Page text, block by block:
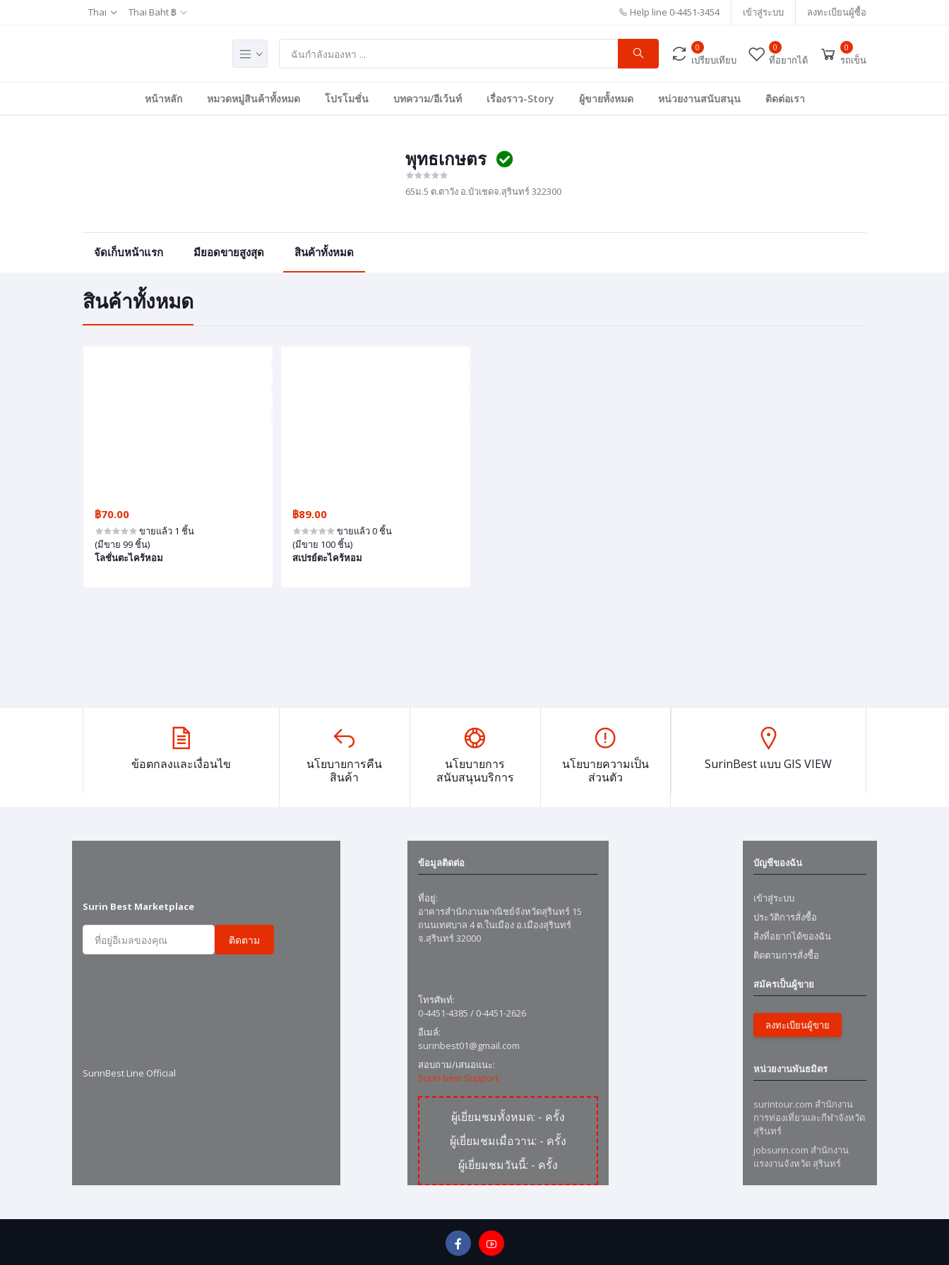
Thai Thai Baht ฿ Help line 0-4451-3454 เข้าสู่ระบบ ลงทะเบียนผู้ซื้อ
0
เปรียบเทียบ
0
ที่อยากได้
0
รถเข็น
หน้าหลัก หมวดหมู่สินค้าทั้งหมด โปรโมชั่น บทความ/อีเว้นท์ เรื่องราว-Story ผู้ขายทั้งหมด หน่วยงานสนับสนุน ติดต่อเรา
พุทธเกษตร
65ม.5 ต.ตาวัง อ.บัวเชดจ.สุรินทร์ 322300
จัดเก็บหน้าแรก มียอดขายสูงสุด สินค้าทั้งหมด
สินค้าทั้งหมด
฿70.00
ขายแล้ว 1 ชิ้น
(มีขาย 99 ชิ้น)
โลชั่นตะไคร้หอม
฿89.00
ขายแล้ว 0 ชิ้น
(มีขาย 100 ชิ้น)
สเปรย์ตะไคร้หอม
ข้อตกลงและเงื่อนไข
นโยบายการคืน
สินค้า
นโยบายการ
สนับสนุนบริการ
นโยบายความเป็น
ส่วนตัว
SurinBest แบบ GIS VIEW
Surin Best Marketplace
ติดตาม
SurinBest Line Official
ข้อมูลติดต่อ
ที่อยู่:
อาคารสำนักงานพาณิชย์จังหวัดสุรินทร์ 15
ถนนเทศบาล 4 ต.ในเมือง อ.เมืองสุรินทร์
จ.สุรินทร์ 32000
โทรศัพท์:
0-4451-4385 / 0-4451-2626
อีเมล์:
surinbest01@gmail.com
สอบถาม/เสนอแนะ:
Surin best Support
ผู้เยี่ยมชมทั้งหมด: - ครั้ง
ผู้เยี่ยมชมเมื่อวาน: - ครั้ง
ผู้เยี่ยมชมวันนี้: - ครั้ง
บัญชีของฉัน
เข้าสู่ระบบ
ประวัติการสั่งซื้อ
สิ่งที่อยากได้ของฉัน
ติดตามการสั่งซื้อ
สมัครเป็นผู้ขาย
ลงทะเบียนผู้ขาย
หน่วยงานพันธมิตร
surintour.com สำนักงาน
การท่องเที่ยวและกีฬาจังหวัด
สุรินทร์
jobsurin.com สำนักงาน
แรงงานจังหวัด สุรินทร์